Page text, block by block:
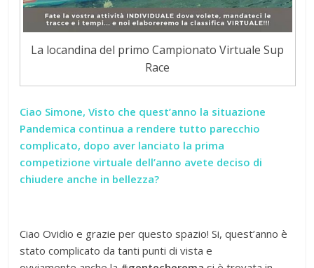
La locandina del primo Campionato Virtuale Sup
Race
Ciao Simone, Visto che quest’anno la situazione
Pandemica continua a rendere tutto parecchio
complicato, dopo aver lanciato la prima
competizione virtuale dell’anno avete deciso di
chiudere anche in bellezza?
Ciao Ovidio e grazie per questo spazio! Si, quest’anno è
stato complicato da tanti punti di vista e